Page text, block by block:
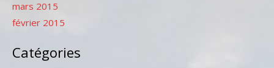
mars 2015
février 2015
Catégories